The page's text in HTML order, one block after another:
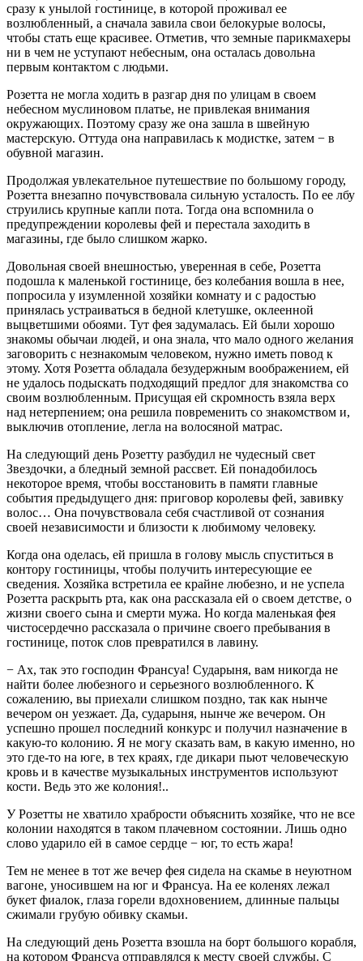
сразу к унылой гостинице, в которой проживал ее
возлюбленный, а сначала завила свои белокурые волосы,
чтобы стать еще красивее. Отметив, что земные парикмахеры
ни в чем не уступают небесным, она осталась довольна
первым контактом с людьми.
Розетта не могла ходить в разгар дня по улицам в своем
небесном муслиновом платье, не привлекая внимания
окружающих. Поэтому сразу же она зашла в швейную
мастерскую. Оттуда она направилась к модистке, затем − в
обувной магазин.
Продолжая увлекательное путешествие по большому городу,
Розетта внезапно почувствовала сильную усталость. По ее лбу
струились крупные капли пота. Тогда она вспомнила о
предупреждении королевы фей и перестала заходить в
магазины, где было слишком жарко.
Довольная своей внешностью, уверенная в себе, Розетта
подошла к маленькой гостинице, без колебания вошла в нее,
попросила у изумленной хозяйки комнату и с радостью
принялась устраиваться в бедной клетушке, оклеенной
выцветшими обоями. Тут фея задумалась. Ей были хорошо
знакомы обычаи людей, и она знала, что мало одного желания
заговорить с незнакомым человеком, нужно иметь повод к
этому. Хотя Розетта обладала безудержным воображением, ей
не удалось подыскать подходящий предлог для знакомства со
своим возлюбленным. Присущая ей скромность взяла верх
над нетерпением; она решила повременить со знакомством и,
выключив отопление, легла на волосяной матрас.
На следующий день Розетту разбудил не чудесный свет
Звездочки, а бледный земной рассвет. Ей понадобилось
некоторое время, чтобы восстановить в памяти главные
события предыдущего дня: приговор королевы фей, завивку
волос… Она почувствовала себя счастливой от сознания
своей независимости и близости к любимому человеку.
Когда она оделась, ей пришла в голову мысль спуститься в
контору гостиницы, чтобы получить интересующие ее
сведения. Хозяйка встретила ее крайне любезно, и не успела
Розетта раскрыть рта, как она рассказала ей о своем детстве, о
жизни своего сына и смерти мужа. Но когда маленькая фея
чистосердечно рассказала о причине своего пребывания в
гостинице, поток слов превратился в лавину.
− Ах, так это господин Франсуа! Сударыня, вам никогда не
найти более любезного и серьезного возлюбленного. К
сожалению, вы приехали слишком поздно, так как нынче
вечером он уезжает. Да, сударыня, нынче же вечером. Он
успешно прошел последний конкурс и получил назначение в
какую-то колонию. Я не могу сказать вам, в какую именно, но
это где-то на юге, в тех краях, где дикари пьют человеческую
кровь и в качестве музыкальных инструментов используют
кости. Ведь это же колония!..
У Розетты не хватило храбрости объяснить хозяйке, что не все
колонии находятся в таком плачевном состоянии. Лишь одно
слово ударило ей в самое сердце − юг, то есть жара!
Тем не менее в тот же вечер фея сидела на скамье в неуютном
вагоне, уносившем на юг и Франсуа. На ее коленях лежал
букет фиалок, глаза горели вдохновением, длинные пальцы
сжимали грубую обивку скамьи.
На следующий день Розетта взошла на борт большого корабля,
на котором Франсуа отправлялся к месту своей службы. С